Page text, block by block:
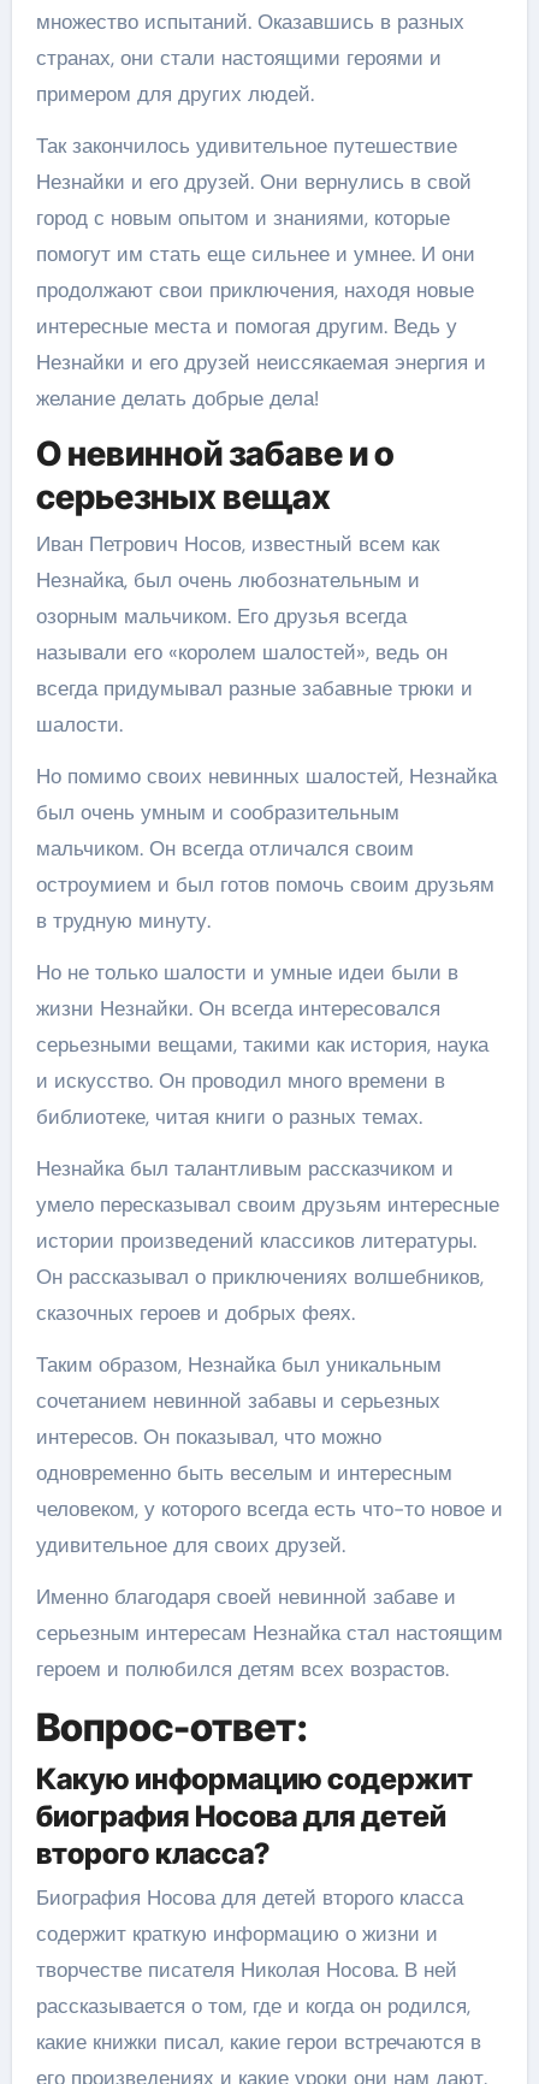
множество испытаний. Оказавшись в разных
странах, они стали настоящими героями и
примером для других людей.
Так закончилось удивительное путешествие
Незнайки и его друзей. Они вернулись в свой
город с новым опытом и знаниями, которые
помогут им стать еще сильнее и умнее. И они
продолжают свои приключения, находя новые
интересные места и помогая другим. Ведь у
Незнайки и его друзей неиссякаемая энергия и
желание делать добрые дела!
О невинной забаве и о
серьезных вещах
Иван Петрович Носов, известный всем как
Незнайка, был очень любознательным и
озорным мальчиком. Его друзья всегда
называли его «королем шалостей», ведь он
всегда придумывал разные забавные трюки и
шалости.
Но помимо своих невинных шалостей, Незнайка
был очень умным и сообразительным
мальчиком. Он всегда отличался своим
остроумием и был готов помочь своим друзьям
в трудную минуту.
Но не только шалости и умные идеи были в
жизни Незнайки. Он всегда интересовался
серьезными вещами, такими как история, наука
и искусство. Он проводил много времени в
библиотеке, читая книги о разных темах.
Незнайка был талантливым рассказчиком и
умело пересказывал своим друзьям интересные
истории произведений классиков литературы.
Он рассказывал о приключениях волшебников,
сказочных героев и добрых феях.
Таким образом, Незнайка был уникальным
сочетанием невинной забавы и серьезных
интересов. Он показывал, что можно
одновременно быть веселым и интересным
человеком, у которого всегда есть что-то новое и
удивительное для своих друзей.
Именно благодаря своей невинной забаве и
серьезным интересам Незнайка стал настоящим
героем и полюбился детям всех возрастов.
Вопрос-ответ:
Какую информацию содержит
биография Носова для детей
второго класса?
Биография Носова для детей второго класса
содержит краткую информацию о жизни и
творчестве писателя Николая Носова. В ней
рассказывается о том, где и когда он родился,
какие книжки писал, какие герои встречаются в
его произведениях и какие уроки они нам дают.